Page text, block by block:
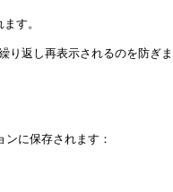
し再表示されるのを防ぎま
に保存されます：